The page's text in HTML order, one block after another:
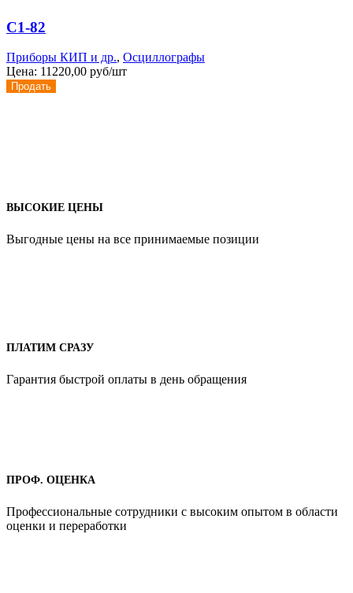
С1-82
Приборы КИП и др., Осциллографы
Цена: 11220,00 руб/шт
Продать
ВЫСОКИЕ ЦЕНЫ
Выгодные цены на все принимаемые позиции
ПЛАТИМ СРАЗУ
Гарантия быстрой оплаты в день обращения
ПРОФ. ОЦЕНКА
Профессиональные сотрудники с высоким опытом в области
оценки и переработки